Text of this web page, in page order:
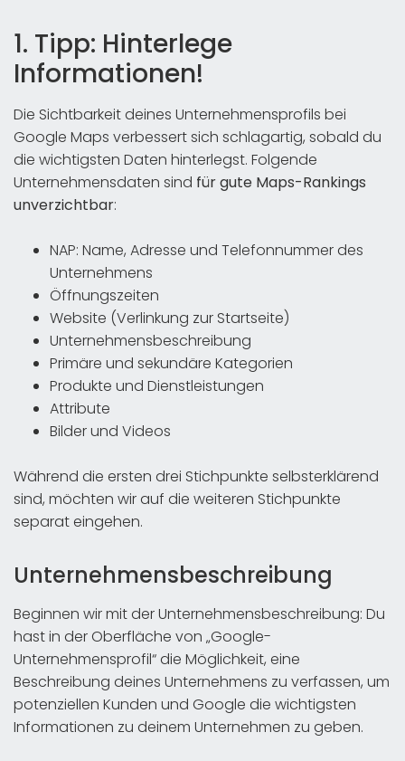
1. Tipp: Hinterlege
Informationen!
Die Sichtbarkeit deines Unternehmensprofils bei
Google Maps verbessert sich schlagartig, sobald du
die wichtigsten Daten hinterlegst. Folgende
Unternehmensdaten sind für gute Maps-Rankings
unverzichtbar:
NAP: Name, Adresse und Telefonnummer des
Unternehmens
Öffnungszeiten
Website (Verlinkung zur Startseite)
Unternehmensbeschreibung
Primäre und sekundäre Kategorien
Produkte und Dienstleistungen
Attribute
Bilder und Videos
Während die ersten drei Stichpunkte selbsterklärend
sind, möchten wir auf die weiteren Stichpunkte
separat eingehen.
Unternehmensbeschreibung
Beginnen wir mit der Unternehmensbeschreibung: Du
hast in der Oberfläche von „Google-
Unternehmensprofil“ die Möglichkeit, eine
Beschreibung deines Unternehmens zu verfassen, um
potenziellen Kunden und Google die wichtigsten
Informationen zu deinem Unternehmen zu geben.